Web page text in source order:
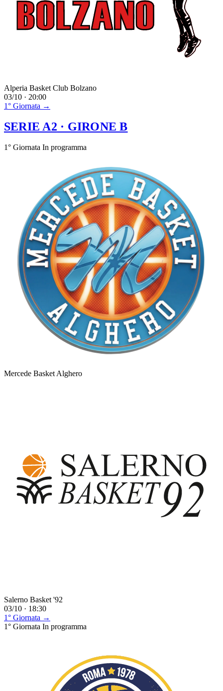
Alperia Basket Club Bolzano
03/10 · 20:00
1° Giornata →
SERIE A2 · GIRONE B
1° Giornata In programma
Mercede Basket Alghero
Salerno Basket '92
03/10 · 18:30
1° Giornata →
1° Giornata In programma